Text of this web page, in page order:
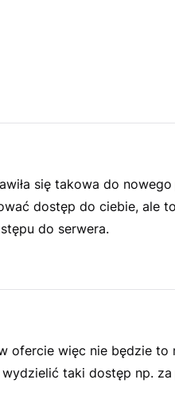
się takowa do nowego
dostęp do ciebie, ale
do serwera.
ofercie więc nie będzie to
taki dostęp np.